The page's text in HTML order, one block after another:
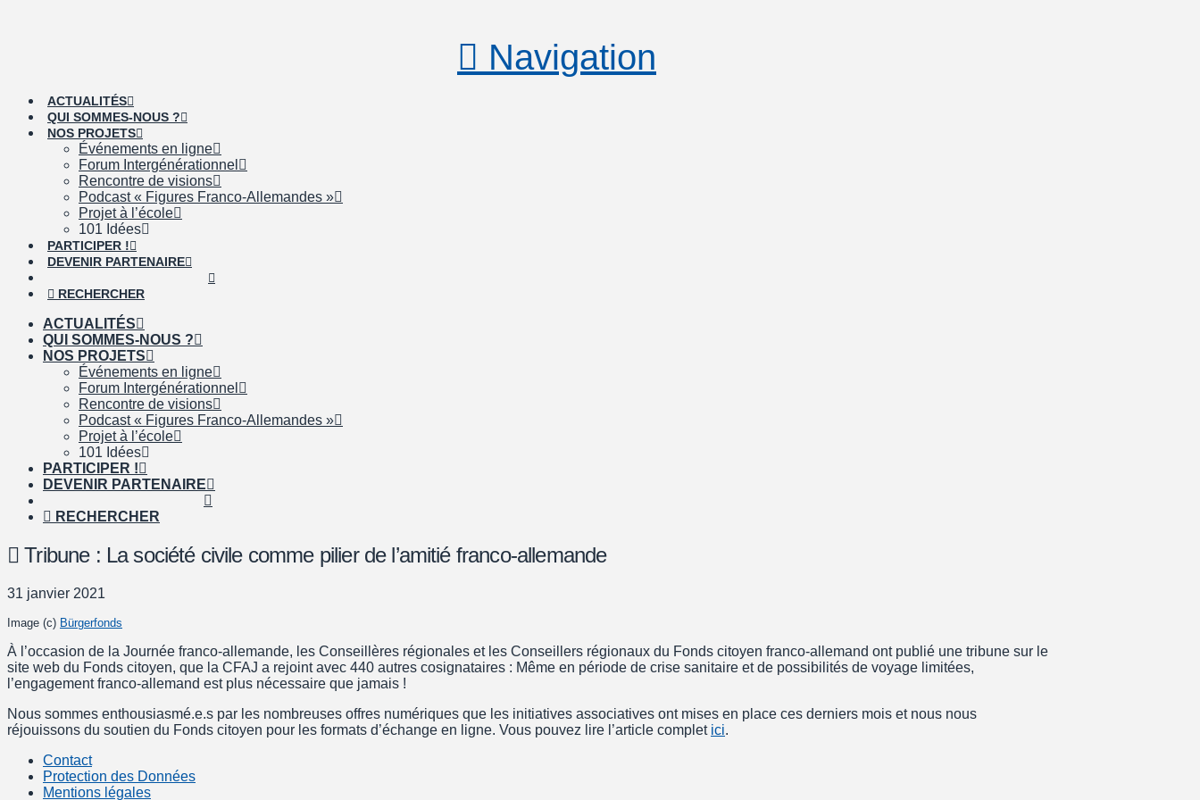
Navigation
ACTUALITÉS
QUI SOMMES-NOUS ?
NOS PROJETS
Événements en ligne
Forum Intergénérationnel
Rencontre de visions
Podcast « Figures Franco-Allemandes »
Projet à l’école
101 Idées
PARTICIPER !
DEVENIR PARTENAIRE
RECHERCHER
ACTUALITÉS
QUI SOMMES-NOUS ?
NOS PROJETS
Événements en ligne
Forum Intergénérationnel
Rencontre de visions
Podcast « Figures Franco-Allemandes »
Projet à l’école
101 Idées
PARTICIPER !
DEVENIR PARTENAIRE
RECHERCHER
Tribune : La société civile comme pilier de l’amitié franco-allemande
31 janvier 2021
Image (c) Bürgerfonds
À l’occasion de la Journée franco-allemande, les Conseillères régionales et les Conseillers régionaux du Fonds citoyen franco-allemand ont publié une tribune sur le
site web du Fonds citoyen, que la CFAJ a rejoint avec 440 autres cosignataires : Même en période de crise sanitaire et de possibilités de voyage limitées,
l’engagement franco-allemand est plus nécessaire que jamais !
Nous sommes enthousiasmé.e.s par les nombreuses offres numériques que les initiatives associatives ont mises en place ces derniers mois et nous nous
réjouissons du soutien du Fonds citoyen pour les formats d’échange en ligne. Vous pouvez lire l’article complet ici.
Contact
Protection des Données
Mentions légales